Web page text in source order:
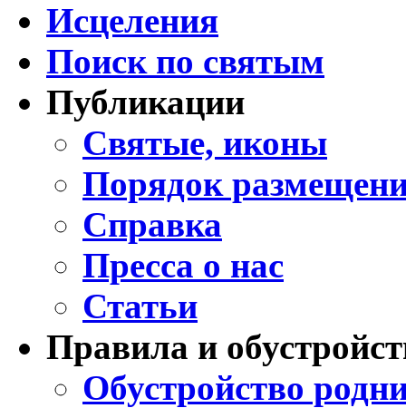
Исцеления
Поиск по святым
Публикации
Святые, иконы
Порядок
Справка
Пресса о нас
Статьи
Правила и
Обустройство